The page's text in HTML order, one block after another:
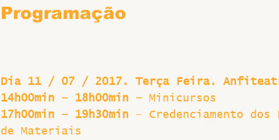
Programação
Dia 11 / 07 / 2017. Terça Feira.
14h00min – 18h00min –
Minicursos
17h00min – 19h30min – Credenciamento
de Materiais